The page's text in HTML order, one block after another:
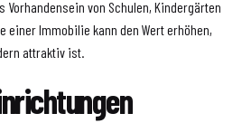
Vorhandensein von Schulen, Kindergärten
einer Immobilie kann den Wert erhöhen,
attraktiv ist.